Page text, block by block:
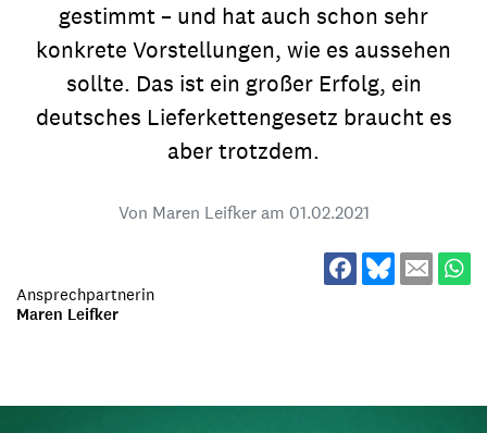
gestimmt – und hat auch schon sehr
konkrete Vorstellungen, wie es aussehen
sollte. Das ist ein großer Erfolg, ein
deutsches Lieferkettengesetz braucht es
aber trotzdem.
Von Maren Leifker am 01.02.2021
Ansprechpartnerin
Maren Leifker